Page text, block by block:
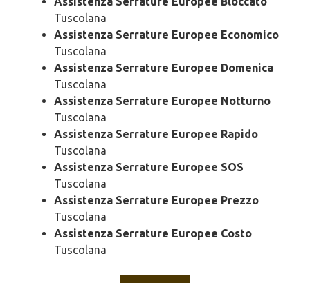
Tuscolana
Assistenza Serrature Europee Economico
Tuscolana
Assistenza Serrature Europee Domenica
Tuscolana
Assistenza Serrature Europee Notturno
Tuscolana
Assistenza Serrature Europee Rapido
Tuscolana
Assistenza Serrature Europee SOS
Tuscolana
Assistenza Serrature Europee Prezzo
Tuscolana
Assistenza Serrature Europee Costo
Tuscolana